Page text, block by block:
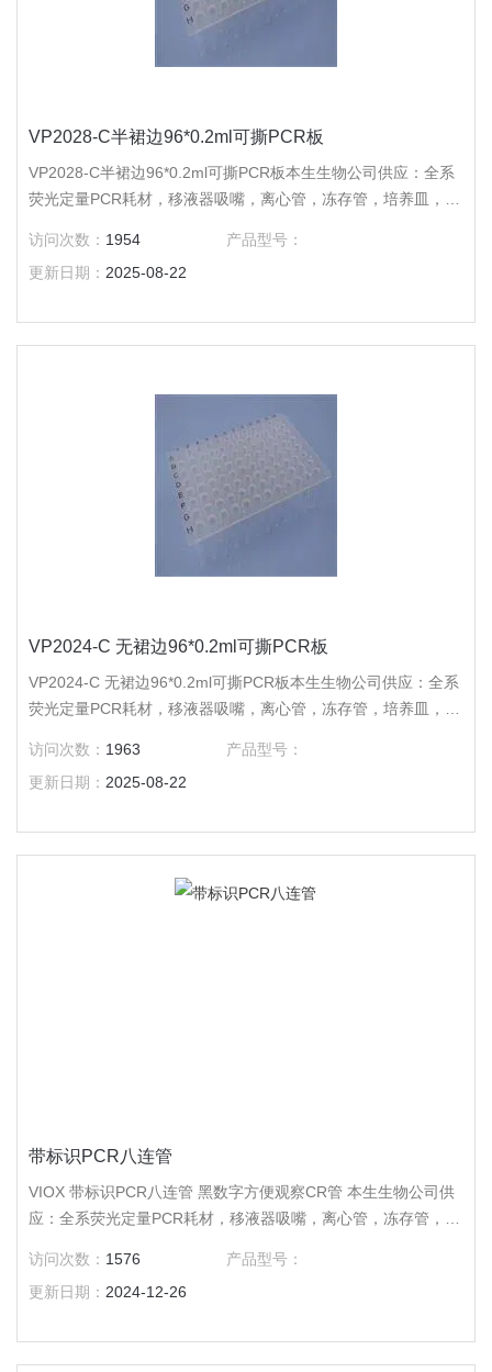
VP2028-C半裙边96*0.2ml可撕PCR板
VP2028-C半裙边96*0.2ml可撕PCR板本生生物公司供应：全系
荧光定量PCR耗材，移液器吸嘴，离心管，冻存管，培养皿，培
访问次数： 1954
产品型号：
更新日期： 2025-08-22
VP2024-C 无裙边96*0.2ml可撕PCR板
VP2024-C 无裙边96*0.2ml可撕PCR板本生生物公司供应：全系
荧光定量PCR耗材，移液器吸嘴，离心管，冻存管，培养皿，培
访问次数： 1963
产品型号：
更新日期： 2025-08-22
带标识PCR八连管
VIOX 带标识PCR八连管 黑数字方便观察CR管 本生生物公司供
应：全系荧光定量PCR耗材，移液器吸嘴，离心管，冻存管，培
滤器。
访问次数： 1576
产品型号：
更新日期： 2024-12-26